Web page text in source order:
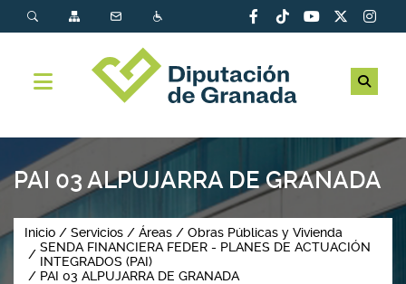
PAI 03 ALPUJARRA DE GRANADA
Inicio Servicios Áreas
Obras Públicas y Vivienda
SENDA FINANCIERA FEDER - PLANES DE ACTUACIÓN
INTEGRADOS (PAI)
PAI 03 ALPUJARRA DE GRANADA